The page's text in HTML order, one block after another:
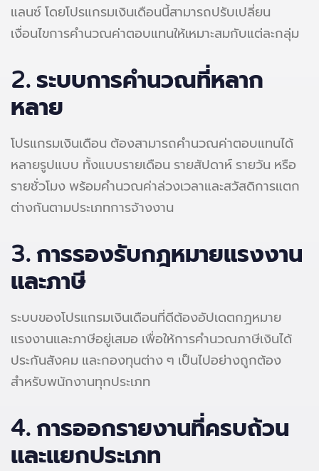
แลนซ์ โดยโปรแกรมเงินเดือนนี้สามารถปรับเปลี่ยน
เงื่อนไขการคำนวณค่าตอบแทนให้เหมาะสมกับแต่ละกลุ่ม
2. ระบบการคำนวณที่หลาก
หลาย
โปรแกรมเงินเดือน ต้องสามารถคำนวณค่าตอบแทนได้
หลายรูปแบบ ทั้งแบบรายเดือน รายสัปดาห์ รายวัน หรือ
รายชั่วโมง พร้อมคำนวณค่าล่วงเวลาและสวัสดิการแตก
ต่างกันตามประเภทการจ้างงาน
3. การรองรับกฎหมายแรงงาน
และภาษี
ระบบของโปรแกรมเงินเดือนที่ดีต้องอัปเดตกฎหมาย
แรงงานและภาษีอยู่เสมอ เพื่อให้การคำนวณภาษีเงินได้
ประกันสังคม และกองทุนต่าง ๆ เป็นไปอย่างถูกต้อง
สำหรับพนักงานทุกประเภท
4. การออกรายงานที่ครบถ้วน
และแยกประเภท